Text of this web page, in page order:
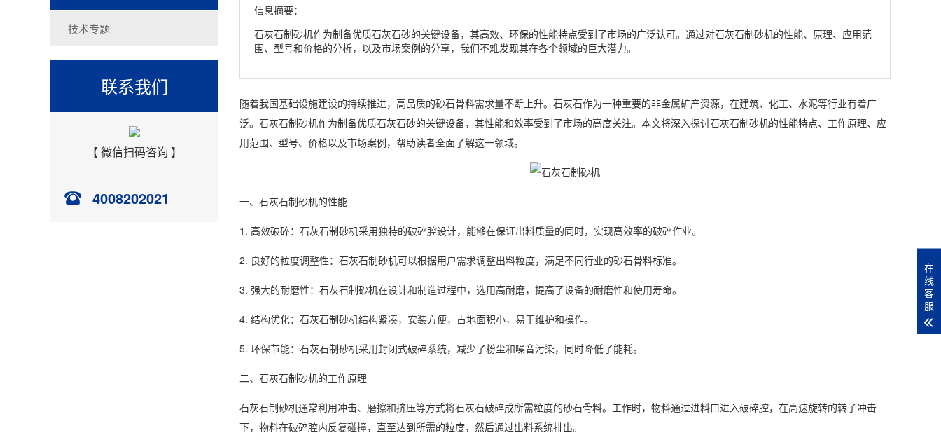
技术专题
联系我们
【 微信扫码咨询 】
4008202021
信息摘要：
石灰石制砂机作为制备优质石灰石砂的关键设备，其高效、环保的性能特点受到了市场的广泛认可。通过对石灰石制砂机的性能、原理、应用范
围、型号和价格的分析，以及市场案例的分享，我们不难发现其在各个领域的巨大潜力。
随着我国基础设施建设的持续推进，高品质的砂石骨料需求量不断上升。石灰石作为一种重要的非金属矿产资源，在建筑、化工、水泥等行业有着广
泛。石灰石制砂机作为制备优质石灰石砂的关键设备，其性能和效率受到了市场的高度关注。本文将深入探讨石灰石制砂机的性能特点、工作原理、应
用范围、型号、价格以及市场案例，帮助读者全面了解这一领域。
一、石灰石制砂机的性能
1. 高效破碎：石灰石制砂机采用独特的破碎腔设计，能够在保证出料质量的同时，实现高效率的破碎作业。
2. 良好的粒度调整性：石灰石制砂机可以根据用户需求调整出料粒度，满足不同行业的砂石骨料标准。
3. 强大的耐磨性：石灰石制砂机在设计和制造过程中，选用高耐磨，提高了设备的耐磨性和使用寿命。
4. 结构优化：石灰石制砂机结构紧凑，安装方便，占地面积小，易于维护和操作。
5. 环保节能：石灰石制砂机采用封闭式破碎系统，减少了粉尘和噪音污染，同时降低了能耗。
二、石灰石制砂机的工作原理
石灰石制砂机通常利用冲击、磨擦和挤压等方式将石灰石破碎成所需粒度的砂石骨料。工作时，物料通过进料口进入破碎腔，在高速旋转的转子冲击
下，物料在破碎腔内反复碰撞，直至达到所需的粒度，然后通过出料系统排出。
在
线
客
服